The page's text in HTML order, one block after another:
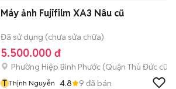
Máy ảnh Fujifilm XA3 Nâu cũ
Đã sử dụng (chưa sửa chữa)
5.500.000 đ
Phường Hiệp Bình Phước (Quận Thủ Đức cũ)
T Thịnh Nguyễn 4.8 9 đã bán